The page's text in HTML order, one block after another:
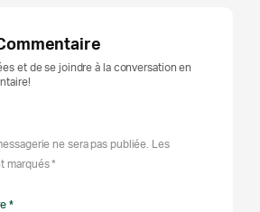
et de se joindre à la conversation en
ne sera pas publiée. Les
marqués *
*